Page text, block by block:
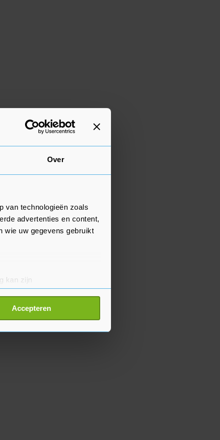
Over
van technologieën zoals
advertenties en content,
wie uw gegevens gebruikt
kan zijn
detailgedeelte
cookiepagina kun je
Accepteren